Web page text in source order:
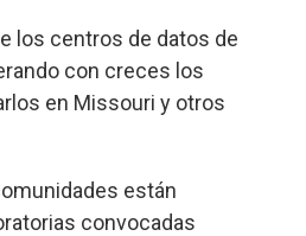
los centros de datos de
con creces los
en Missouri y otros
están
convocadas